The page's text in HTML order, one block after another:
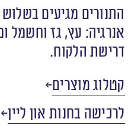
התנורים מגיעים
אנרגיה: עץ, גז וחשמל
דרישת הלקוח.
קטלוג מוצרים
לרכישה בחנות און ליין